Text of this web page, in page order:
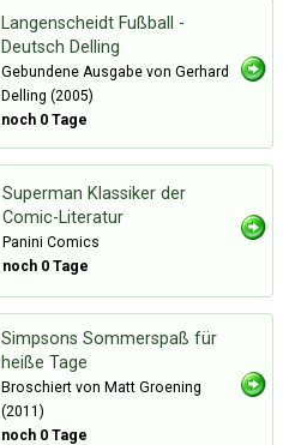
Langenscheidt Fußball -
Deutsch Delling
Gebundene Ausgabe von Gerhard
Delling (2005)
noch 0 Tage
Superman Klassiker der
Comic-Literatur
Panini Comics
noch 0 Tage
Simpsons Sommerspaß für
heiße Tage
Broschiert von Matt Groening
(2011)
noch 0 Tage